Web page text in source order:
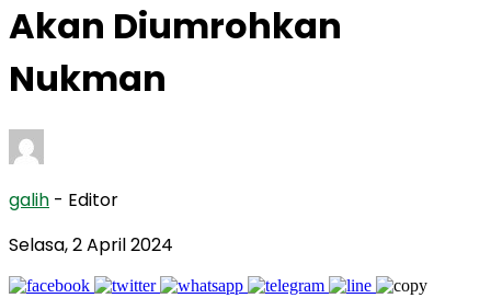
Akan Diumrohkan
Nukman
galih - Editor
Selasa, 2 April 2024